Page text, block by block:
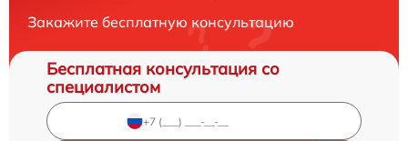
Закажите бесплатную консультацию
Бесплатная консультация со
специалистом